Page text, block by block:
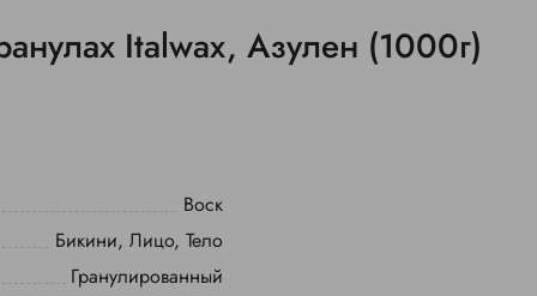
Italwax, Азулен (1000г)
Воск
Бикини, Лицо, Тело
Гранулированный